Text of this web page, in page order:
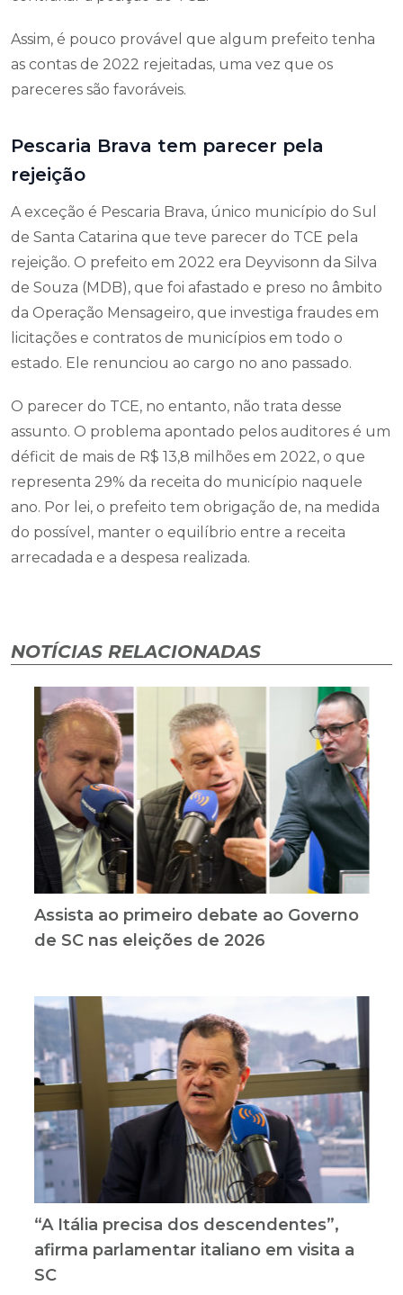
Assim, é pouco provável que algum prefeito tenha
as contas de 2022 rejeitadas, uma vez que os
pareceres são favoráveis.
Pescaria Brava tem parecer pela
rejeição
A exceção é Pescaria Brava, único município do Sul
de Santa Catarina que teve parecer do TCE pela
rejeição. O prefeito em 2022 era Deyvisonn da Silva
de Souza (MDB), que foi afastado e preso no âmbito
da Operação Mensageiro, que investiga fraudes em
licitações e contratos de municípios em todo o
estado. Ele renunciou ao cargo no ano passado.
O parecer do TCE, no entanto, não trata desse
assunto. O problema apontado pelos auditores é um
déficit de mais de R$ 13,8 milhões em 2022, o que
representa 29% da receita do município naquele
ano. Por lei, o prefeito tem obrigação de, na medida
do possível, manter o equilíbrio entre a receita
arrecadada e a despesa realizada.
NOTÍCIAS RELACIONADAS
Assista ao primeiro debate ao Governo
de SC nas eleições de 2026
“A Itália precisa dos descendentes”,
afirma parlamentar italiano em visita a
SC